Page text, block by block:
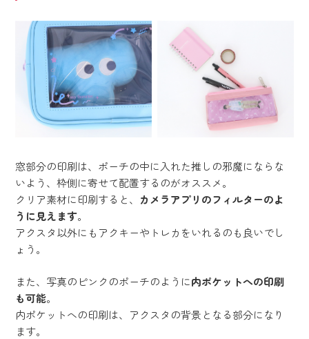
窓部分の印刷は、ポーチの中に入れた推しの邪魔にならな
いよう、枠側に寄せて配置するのがオススメ。
クリア素材に印刷すると、 カメラアプリのフィルターのよ
うに見えます。
アクスタ以外にもアクキーやトレカをいれるのも良いでし
ょう。
また、写真のピンクのポーチのように内ポケットへの印刷
も可能。
内ポケットへの印刷は、アクスタの背景となる部分になり
ます。